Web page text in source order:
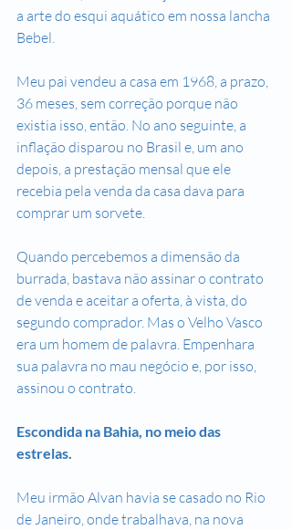
a arte do esqui aquático em nossa lancha
Bebel.
Meu pai vendeu a casa em 1968, a prazo,
36 meses, sem correção porque não
existia isso, então. No ano seguinte, a
inflação disparou no Brasil e, um ano
depois, a prestação mensal que ele
recebia pela venda da casa dava para
comprar um sorvete.
Quando percebemos a dimensão da
burrada, bastava não assinar o contrato
de venda e aceitar a oferta, à vista, do
segundo comprador. Mas o Velho Vasco
era um homem de palavra. Empenhara
sua palavra no mau negócio e, por isso,
assinou o contrato.
Escondida na Bahia, no meio das
estrelas.
Meu irmão Alvan havia se casado no Rio
de Janeiro, onde trabalhava, na nova